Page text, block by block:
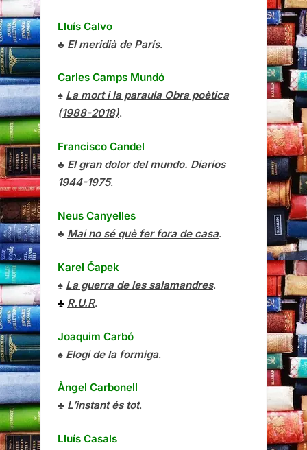
Lluís Calvo
♣ El meridià de París.
Carles Camps Mundó
♠ La mort i la paraula Obra poètica
(1988-2018).
Francisco Candel
♣ El gran dolor del mundo. Diarios
1944-1975.
Neus Canyelles
♣ Mai no sé què fer fora de casa.
Karel Čapek
♠ La guerra de les salamandres.
♣ R.U.R.
Joaquim Carbó
♠ Elogi de la formiga.
Àngel Carbonell
♣ L’instant és tot.
Lluís Casals